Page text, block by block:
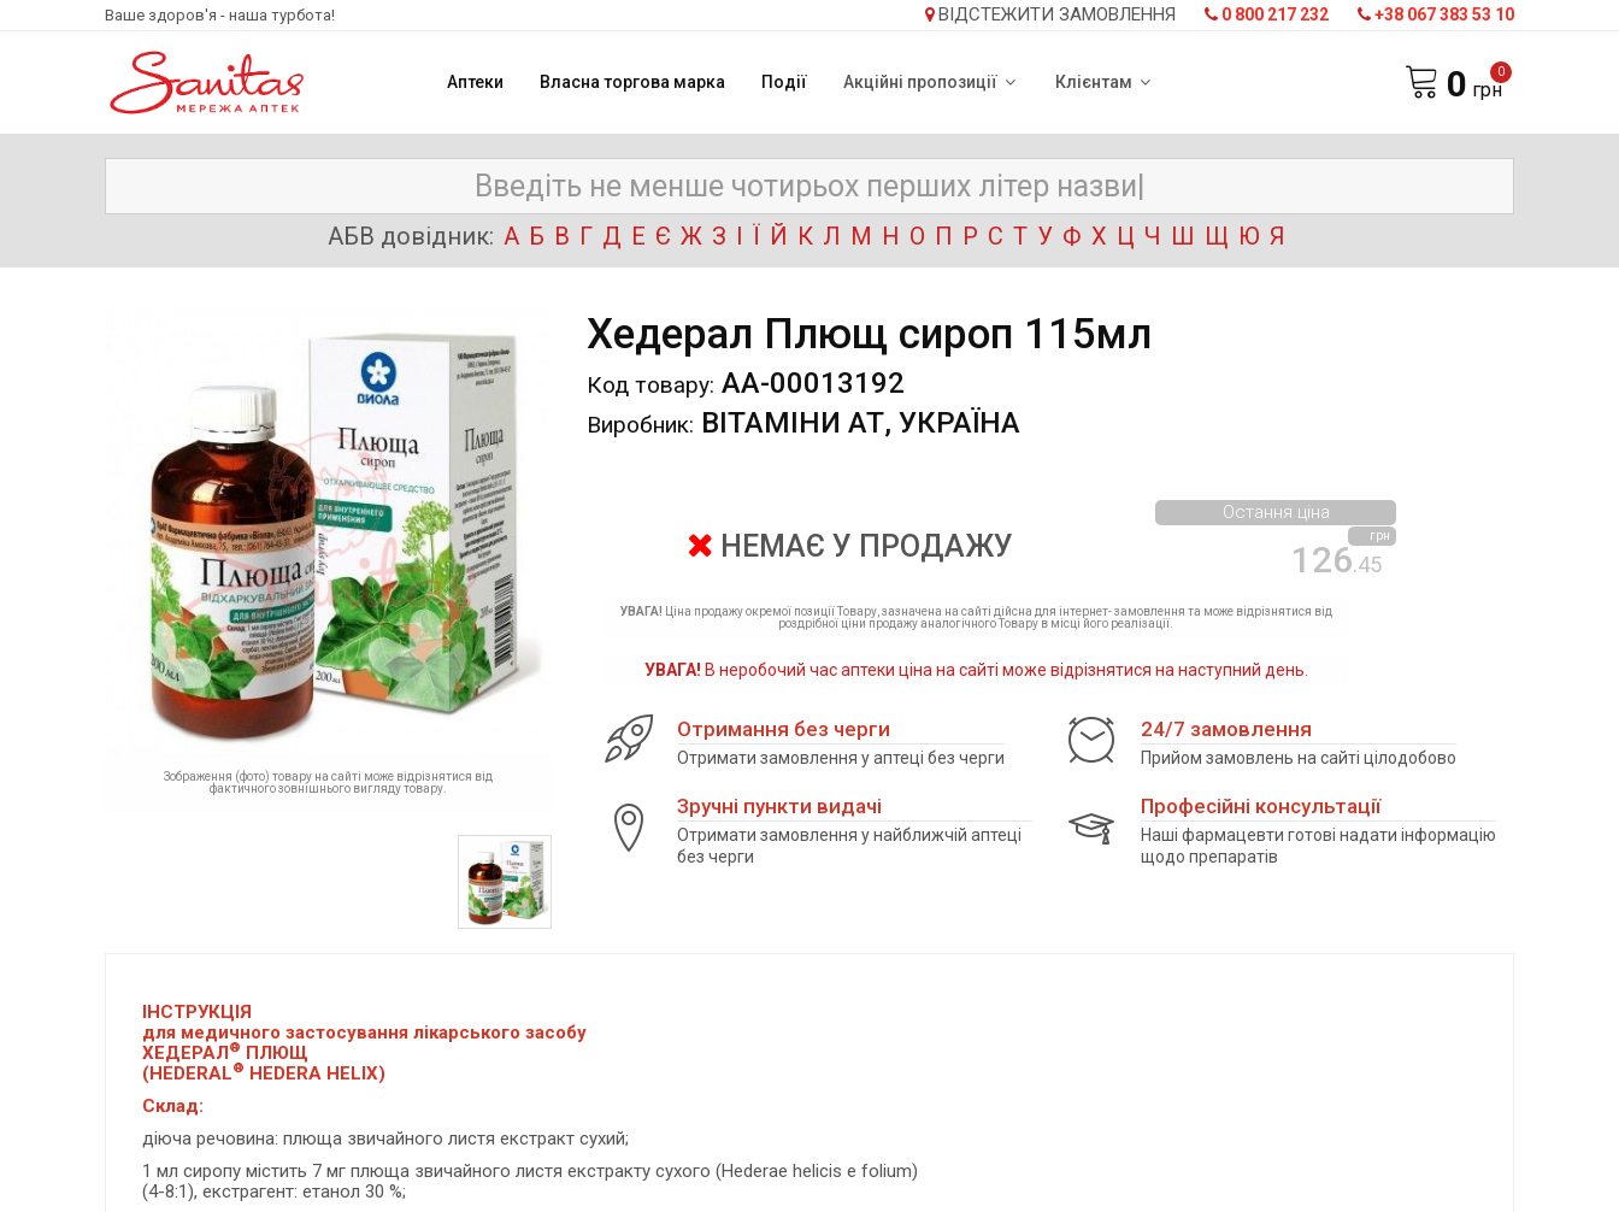
Ваше здоров'я - наша турбота! ВІДСТЕЖИТИ ЗАМОВЛЕННЯ 0 800 217 232 +38 067 383 53 10
Аптеки Власна торгова марка Події Акційні пропозиції Клієнтам
0
0 грн
АБВ довідник: А Б В Г Д Е Є Ж З І Ї Й К Л М Н О П Р С Т У Ф Х Ц Ч Ш Щ Ю Я
Зображення (фото) товару на сайті може відрізнятися від
фактичного зовнішнього вигляду товару.
Хедерал Плющ сироп 115мл
Код товару: АА-00013192
Виробник: ВІТАМІНИ АТ, УКРАЇНА
НЕМАЄ У ПРОДАЖУ 126.45
грн
Остання ціна
УВАГА! Ціна продажу окремої позиції Товару, зазначена на сайті дійсна для інтернет- замовлення та може відрізнятися від
роздрібної ціни продажу аналогічного Товару в місці його реалізації.
УВАГА! В неробочий час аптеки ціна на сайті може відрізнятися на наступний день.
Отримання без черги
Отримати замовлення у аптеці без черги
24/7 замовлення
Прийом замовлень на сайті цілодобово
Зручні пункти видачі
Отримати замовлення у найближчій аптеці
без черги
Професійні консультації
Наші фармацевти готові надати інформацію
щодо препаратів
ІНСТРУКЦІЯ
для медичного застосування лікарського засобу
ХЕДЕРАЛ® ПЛЮЩ
(HEDERAL® HEDERA HELIX)
Склад:
діюча речовина: плюща звичайного листя екстракт сухий;
1 мл сиропу містить 7 мг плюща звичайного листя екстракту сухого (Hederae helicis e folium)
(4-8:1), екстрагент: етанол 30 %;